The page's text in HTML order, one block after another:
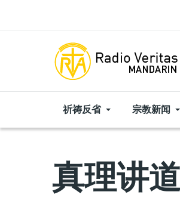
祈祷反省 宗教新闻
真理讲